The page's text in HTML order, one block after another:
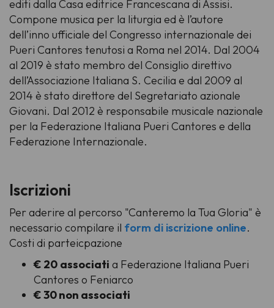
editi dalla Casa editrice Francescana di Assisi.
Compone musica per la liturgia ed è l’autore
dell’inno ufficiale del Congresso internazionale dei
Pueri Cantores tenutosi a Roma nel 2014. Dal 2004
al 2019 è stato membro del Consiglio direttivo
dell’Associazione Italiana S. Cecilia e dal 2009 al
2014 è stato direttore del Segretariato azionale
Giovani. Dal 2012 è responsabile musicale nazionale
per la Federazione Italiana Pueri Cantores e della
Federazione Internazionale.
Iscrizioni
Per aderire al percorso "Canteremo la Tua Gloria" è
necessario compilare il form di iscrizione online.
Costi di parteicpazione
€ 20 associati a Federazione Italiana Pueri
Cantores o Feniarco
€ 30 non associati